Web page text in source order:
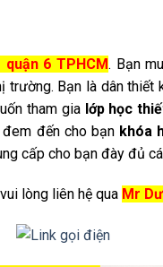
6 TPHCM. Bạn
trường. Bạn là dân
tham gia lớp học
đem đến cho bạn khóa
cấp cho bạn đày đủ
lòng liên hệ qua Mr